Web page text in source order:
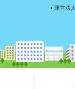
運営法人